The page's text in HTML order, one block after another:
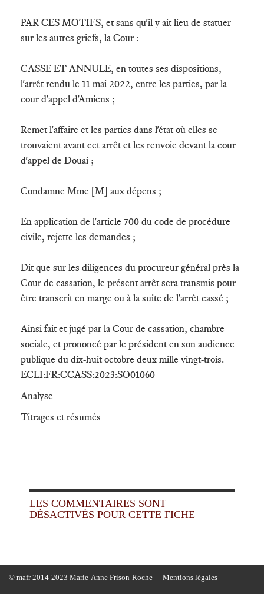
PAR CES MOTIFS, et sans qu'il y ait lieu de statuer
sur les autres griefs, la Cour :
CASSE ET ANNULE, en toutes ses dispositions,
l'arrêt rendu le 11 mai 2022, entre les parties, par la
cour d'appel d'Amiens ;
Remet l'affaire et les parties dans l'état où elles se
trouvaient avant cet arrêt et les renvoie devant la cour
d'appel de Douai ;
Condamne Mme [M] aux dépens ;
En application de l'article 700 du code de procédure
civile, rejette les demandes ;
Dit que sur les diligences du procureur général près la
Cour de cassation, le présent arrêt sera transmis pour
être transcrit en marge ou à la suite de l'arrêt cassé ;
Ainsi fait et jugé par la Cour de cassation, chambre
sociale, et prononcé par le président en son audience
publique du dix-huit octobre deux mille vingt-trois.
ECLI:FR:CCASS:2023:SO01060
Analyse
Titrages et résumés
LES COMMENTAIRES SONT
DÉSACTIVÉS POUR CETTE FICHE
© mafr 2014-2023 Marie-Anne Frison-Roche - Mentions légales